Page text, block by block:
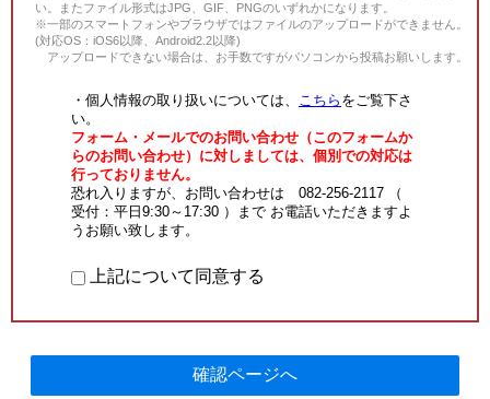
い。またファイル形式はJPG、GIF、PNGのいずれかになります。
※一部のスマートフォンやブラウザではファイルのアップロードができません。
(対応OS：iOS6以降、Android2.2以降)
アップロードできない場合は、お手数ですがパソコンから投稿お願いします。
・個人情報の取り扱いについては、 こちら をご覧下さ
い。
フォーム・メールでのお問い合わせ（このフォームか
らのお問い合わせ）に対しましては、個別での対応は
行っておりません。
恐れ入りますが、お問い合わせは 082-256-2117 （
受付：平日9:30～17:30 ）まで お電話いただきますよ
うお願い致します。
上記について同意する
確認ページへ